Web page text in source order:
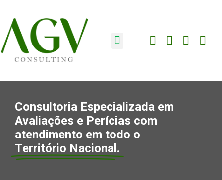
Consultoria Especializada em
Avaliações e Perícias com
atendimento em todo o
Território Nacional.